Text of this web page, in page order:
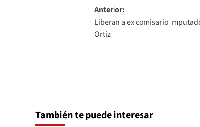
Navegación
de
entradas
Anterior:
Liberan a ex comisario
Ortiz
También te puede interesar